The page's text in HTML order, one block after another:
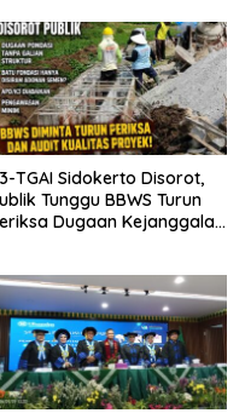
TGAI Sidokerto Disorot,
Tunggu BBWS Turun
Dugaan Kejanggalan